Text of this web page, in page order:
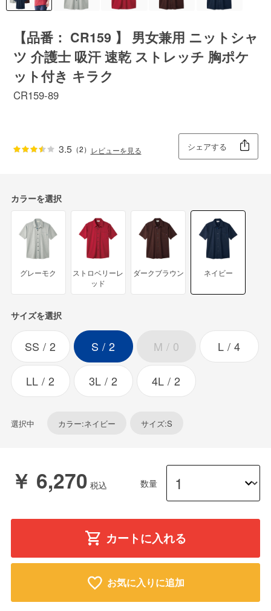
【品番： CR159 】 男女兼用 ニットシャ
ツ 介護士 吸汗 速乾 ストレッチ 胸ポケ
ット付き キラク
CR159-89
3.5（2） レビューを見る シェアする
カラーを選択
グレーモク
ストロベリーレ
ッド
ダークブラウン ネイビー
サイズを選択
SS 2 S 2 M 0 L 4
LL 2 3L 2 4L 2
選択中 カラー:ネイビー サイズ:S
￥ 6,270 数量
カートに入れる
お気に入りに追加